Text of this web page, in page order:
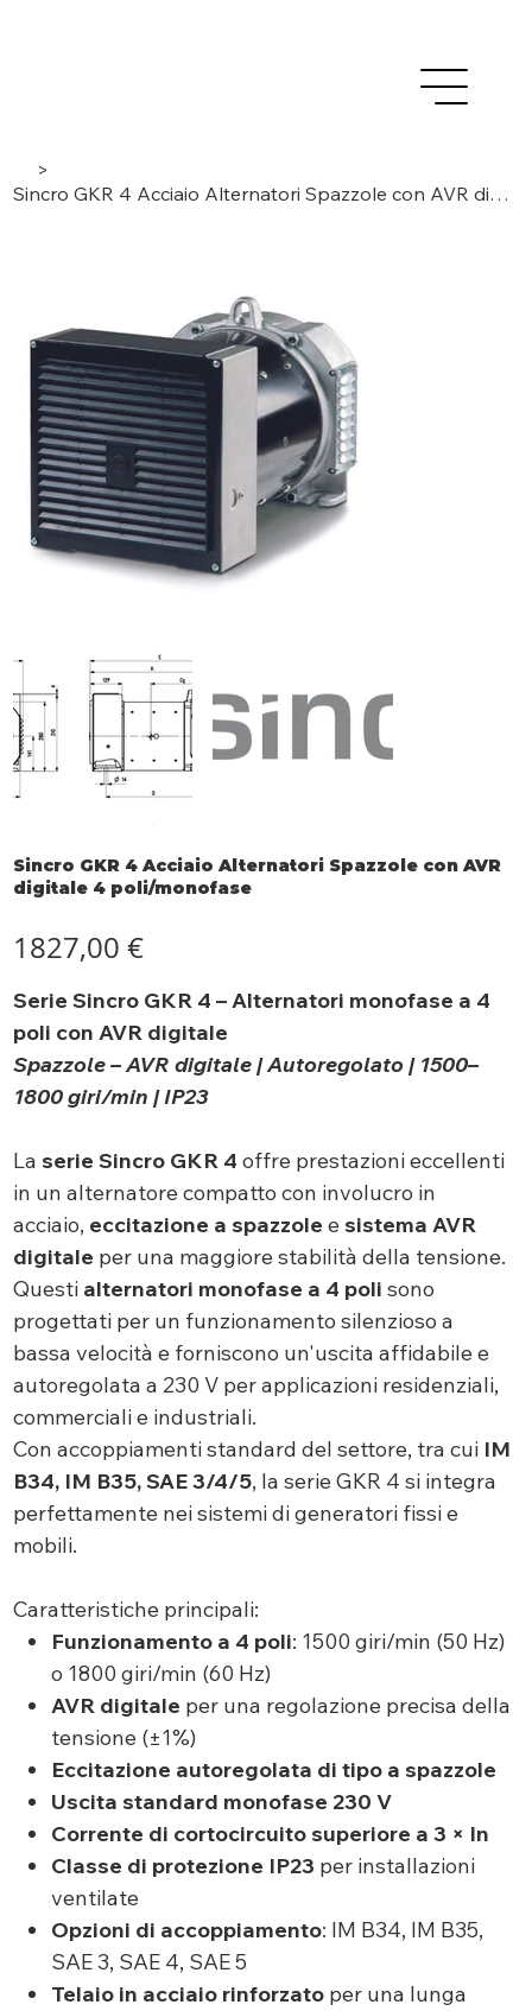
>
Sincro GKR 4 Acciaio Alternatori Spazzole con AVR digitale 4 poli/monofase
Sincro GKR 4 Acciaio Alternatori Spazzole con AVR
digitale 4 poli/monofase
1827,00 €
Serie Sincro GKR 4 – Alternatori monofase a 4
poli con AVR digitale
Spazzole – AVR digitale | Autoregolato | 1500–
1800 giri/min | IP23
La serie Sincro GKR 4 offre prestazioni eccellenti
in un alternatore compatto con involucro in
acciaio, eccitazione a spazzole e sistema AVR
digitale per una maggiore stabilità della tensione.
Questi alternatori monofase a 4 poli sono
progettati per un funzionamento silenzioso a
bassa velocità e forniscono un'uscita affidabile e
autoregolata a 230 V per applicazioni residenziali,
commerciali e industriali.
Con accoppiamenti standard del settore, tra cui IM
B34, IM B35, SAE 3/4/5, la serie GKR 4 si integra
perfettamente nei sistemi di generatori fissi e
mobili.
Caratteristiche principali:
Funzionamento a 4 poli: 1500 giri/min (50 Hz)
o 1800 giri/min (60 Hz)
AVR digitale per una regolazione precisa della
tensione (±1%)
Eccitazione autoregolata di tipo a spazzole
Uscita standard monofase 230 V
Corrente di cortocircuito superiore a 3 × In
Classe di protezione IP23 per installazioni
ventilate
Opzioni di accoppiamento: IM B34, IM B35,
SAE 3, SAE 4, SAE 5
Telaio in acciaio rinforzato per una lunga